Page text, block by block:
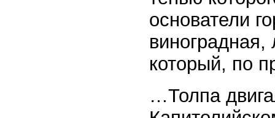
основатели
виноградная,
который, по
…Толпа